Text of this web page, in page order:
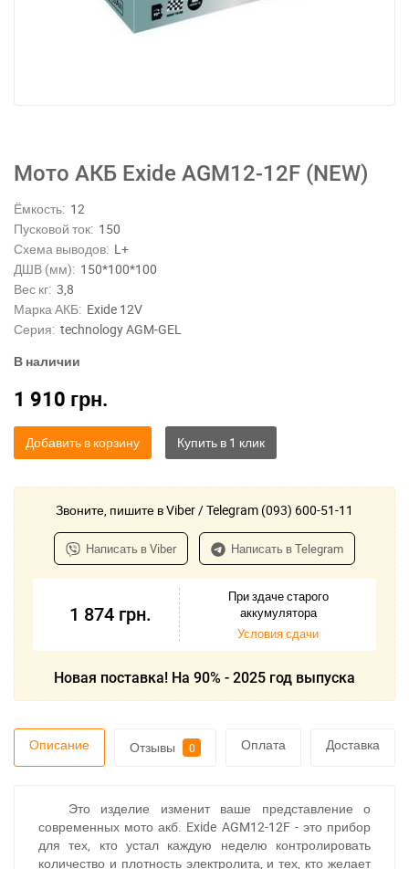
Мото АКБ Exide AGM12-12F (NEW)
Ёмкость: 12
Пусковой ток: 150
Схема выводов: L+
ДШВ (мм): 150*100*100
Вес кг: 3,8
Марка АКБ: Exide 12V
Серия: technology AGM-GEL
В наличии
1 910 грн.
Добавить в корзину
Звоните, пишите в Viber / Telegram (093) 600-51-11
Написать в Viber Написать в Telegram
1 874 грн.
При здаче старого
аккумулятора
Условия сдачи
Новая поставка! На 90% - 2025 год выпуска
Описание Отзывы 0 Оплата Доставка
Это изделие изменит ваше представление о
современных мото акб. Exide AGM12-12F - это прибор
для тех, кто устал каждую неделю контролировать
количество и плотность электролита, и тех, кто желает